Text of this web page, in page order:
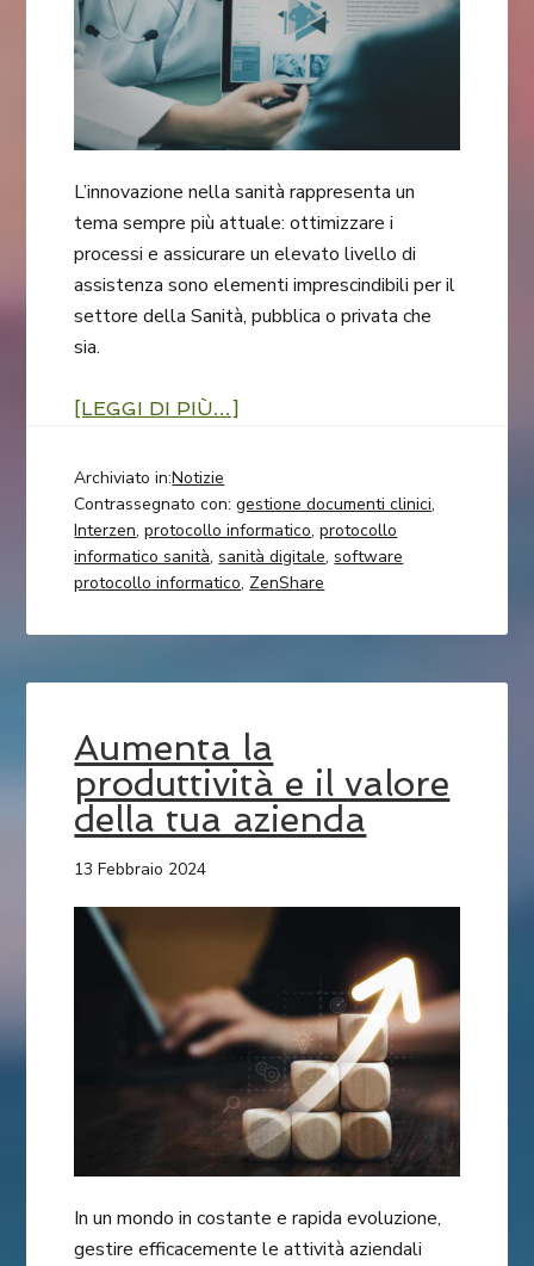
L’innovazione nella sanità rappresenta un
tema sempre più attuale: ottimizzare i
processi e assicurare un elevato livello di
assistenza sono elementi imprescindibili per il
settore della Sanità, pubblica o privata che
sia.
[LEGGI DI PIÙ…]
Archiviato in:Notizie
Contrassegnato con:gestione documenti clinici,
Interzen,protocollo informatico,protocollo
informatico sanità,sanità digitale,software
protocollo informatico, ZenShare
Aumenta la
produttività e il valore
della tua azienda
13 Febbraio 2024
In un mondo in costante e rapida evoluzione,
gestire efficacemente le attività aziendali